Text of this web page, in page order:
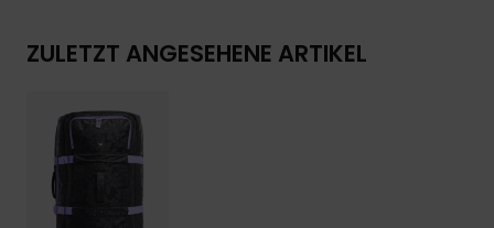
ZULETZT ANGESEHENE ARTIKEL